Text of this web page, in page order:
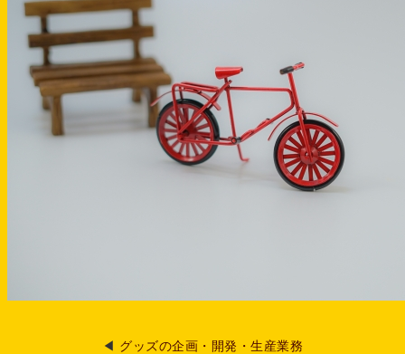
◀ グッズの企画・開発・生産業務